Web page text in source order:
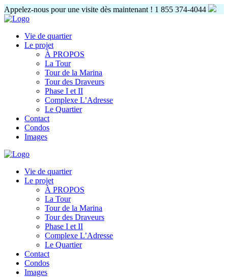
Appelez-nous pour une visite dès maintenant ! 1 855 374-4044
Vie de quartier
Le projet
À PROPOS
La Tour
Tour de la Marina
Tour des Draveurs
Phase I et II
Complexe L’Adresse
Le Quartier
Contact
Condos
Images
Vie de quartier
Le projet
À PROPOS
La Tour
Tour de la Marina
Tour des Draveurs
Phase I et II
Complexe L’Adresse
Le Quartier
Contact
Condos
Images